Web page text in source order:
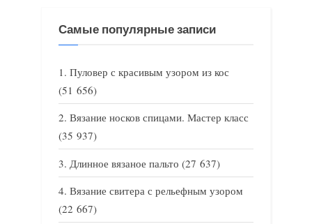
Самые популярные записи
Пуловер с красивым узором из кос
(51 656)
Вязание носков спицами. Мастер класс
(35 937)
Длинное вязаное пальто (27 637)
Вязание свитера с рельефным узором
(22 667)